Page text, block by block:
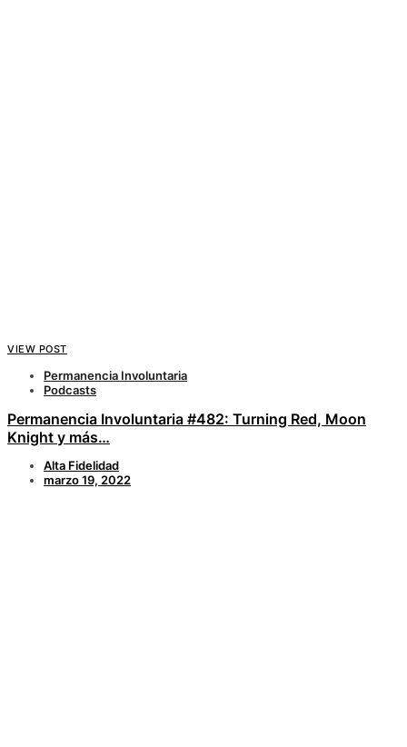
VIEW POST
Permanencia Involuntaria
Podcasts
Permanencia Involuntaria #482: Turning Red, Moon
Knight y más…
Alta Fidelidad
marzo 19, 2022